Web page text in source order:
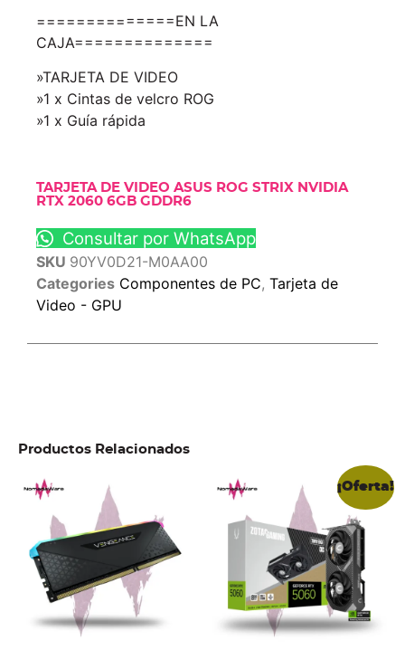
==============EN LA
CAJA==============
»TARJETA DE VIDEO
»1 x Cintas de velcro ROG
»1 x Guía rápida
TARJETA DE VIDEO ASUS ROG STRIX NVIDIA
RTX 2060 6GB GDDR6
Consultar por WhatsApp
SKU 90YV0D21-M0AA00
Categories Componentes de PC, Tarjeta de
Video - GPU
Productos Relacionados
¡Oferta!